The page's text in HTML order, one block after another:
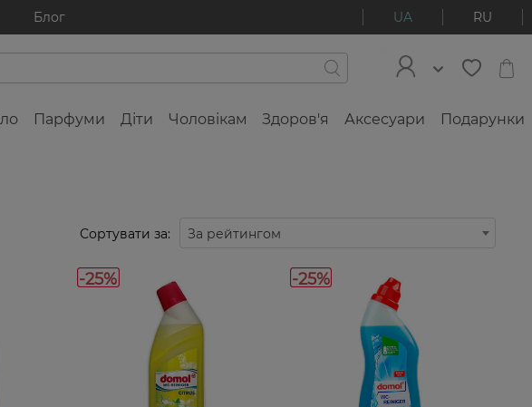
Блог UA RU
Парфуми Діти Чоловікам Здоров'я Аксесуари Подарунки
Сортувати за: За рейтингом
-25% -25%